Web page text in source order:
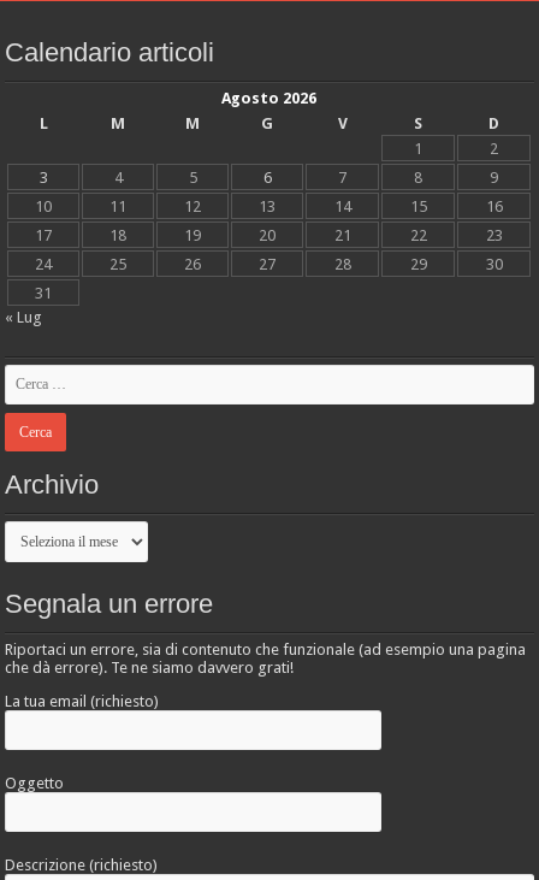
Calendario articoli
Agosto 2026
L
M M G V S
D
1
2
3
4 5 6 7 8
9
10
11 12 13 14 15
16
17
18 19 20 21 22
23
24
25 26 27 28 29
30
31
« Lug
Archivio
Archivio
Segnala un errore
Riportaci un errore, sia di contenuto che funzionale (ad esempio una pagina
che dà errore). Te ne siamo davvero grati!
La tua email (richiesto)
Oggetto
Descrizione (richiesto)